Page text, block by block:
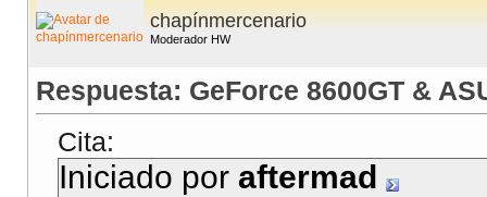
chapínmercenario
Moderador HW
Respuesta: GeForce 8600GT &
Cita:
Iniciado por aftermad